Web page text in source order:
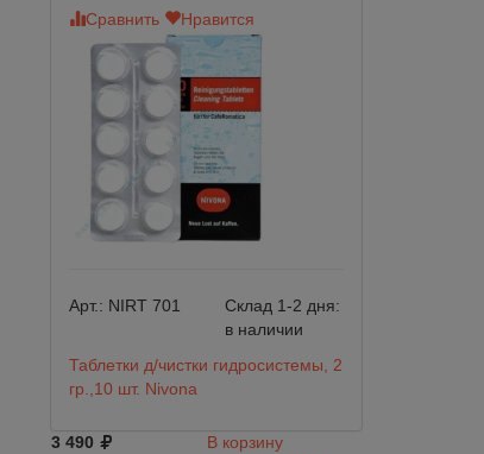
Сравнить Нравится
Арт.: NIRT 701
Склад 1-2 дня:
в наличии
Таблетки д/чистки гидросистемы, 2
гр.,10 шт. Nivona
3 490
В корзину